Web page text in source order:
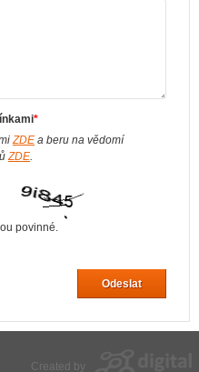
*
ZDE a beru na vědomí
ZDE
povinné.
Odeslat
Created by